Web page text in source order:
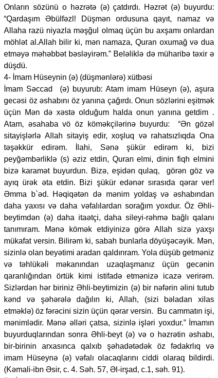
Onların sözünü o həzrətə (ə) çatdırdı. Həzrət (ə) buyurdu:
“Qardaşım Əbülfəzl! Düşmən ordusuna qayıt, namaz və
Allaha razü niyazla məşğul olmaq üçün bu axşamı onlardan
möhlət al.Allah bilir ki, mən namaza, Quran oxumağ və dua
etməyə məhəbbət bəsləyirəm.” Beləliklə də müharibə təxir ə
düşdü.
4- İmam Hüseynin (ə) (düşmənlərə) xütbəsi
İmam Səccad (ə) buyurub: Atam imam Hüseyn (ə), aşura
gecəsi öz əshabını öz yanına çağırdı. Onun sözlərini eşitmək
üçün Mən də xəstə olduğum halda onun yanına getdim .
Atam, əsahaba vö öz köməkçilərinə buyurdu: “Ən gözəl
sitayişlərlə Allah sitayiş edir, xoşluq və rahatsızlıqda Ona
təşəkkür edirəm. İlahi, Sənə şükür edirəm ki, bizi
peyğəmbərliklə (s) əziz etdin, Quran elmi, dinin fiqh elmini
bizə karamət buyurdun. Bizə, eşidən qulaq, görən göz və
ayıq ürək əta etdin. Bizi şükür edənər sırasıda qərar ver!
Əmma b`əd. Həqiqətən də mənim yoldaş və əshabından
daha yaxısı və daha vəfalılardan sorağım yoxdur. Öz Əhli-
beytimdən (ə) daha itaətçi, daha sileyi-rəhmə bağlı qalanı
tanımıram. Mənə kömək etdiyinizə görə Allah sizə yaxşı
mükafat versin. Bilirəm ki, sabah bunlarla döyüşəcəyik. Mən,
sizinlə olan beyətimi aradan qaldırıram. Yola düşüb getməniz
və təhlükəli məkanından uzaqlaşmanız üçün gecənin
qaranlığından örtük kimi istifadə etmənizə icazə verirəm.
Sizlərdən hər biriniz Əhli-beytimizin (ə) bir nəfərin əlini tutub
kənd və şəhərələ dağılın ki, Allah, (sizi bəladan xilas
etməklə) öz fərəcini sizin üçün qərar versin. Bu cammatın işi,
mənimlədir. Mənə əlləri çatsa, sizinlə işləri yoxdur.” İmamın
buyurduqlarından sonra Əhli-beyt (ə) və o həzrətin əshabı,
bir-birinin arxasınca qalxıb şəhadətədək öz fədakrlıq və
imam Hüseynə (ə) vəfalı olacaqlarını ciddi olaraq bildirdi.
(Kəmali-ibn Əsir, c. 4. Səh. 57, Əl-irşad, c.1, səh. 91).